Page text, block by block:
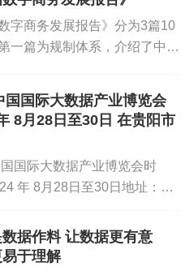
实体数据进行统一管理和
和一致性。
流程等手段，提升数据质
政策、建立数据管理机制
管理的规范化、标准化和
数字商务发展报告》分为3篇10
一篇为规制体系，介绍了中国
、数商扩消、数商兴贸、数商
商开放5个方面，总结...
国国际大数据产业博览会
8月28日至30日 在贵阳市
国际大数据产业博览会时
年 8月28日至30日地址：贵
高质量发展新未来网址：
expo.cn/&...
据作料 让数据更有意
易于理解